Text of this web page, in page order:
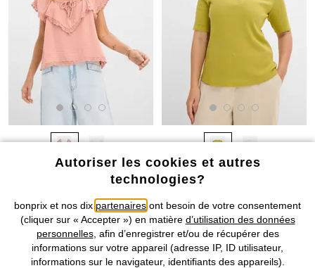
CHF 19,95CHF 43,95-54%
CHF 8,95CHF 14,95-40%
Autoriser les cookies et autres
technologies?
bonprix et nos dix partenaires ont besoin de votre consentement
(cliquer sur « Accepter ») en matière d’utilisation des données
personnelles, afin d’enregistrer et/ou de récupérer des
informations sur votre appareil (adresse IP, ID utilisateur,
informations sur le navigateur, identifiants des appareils).